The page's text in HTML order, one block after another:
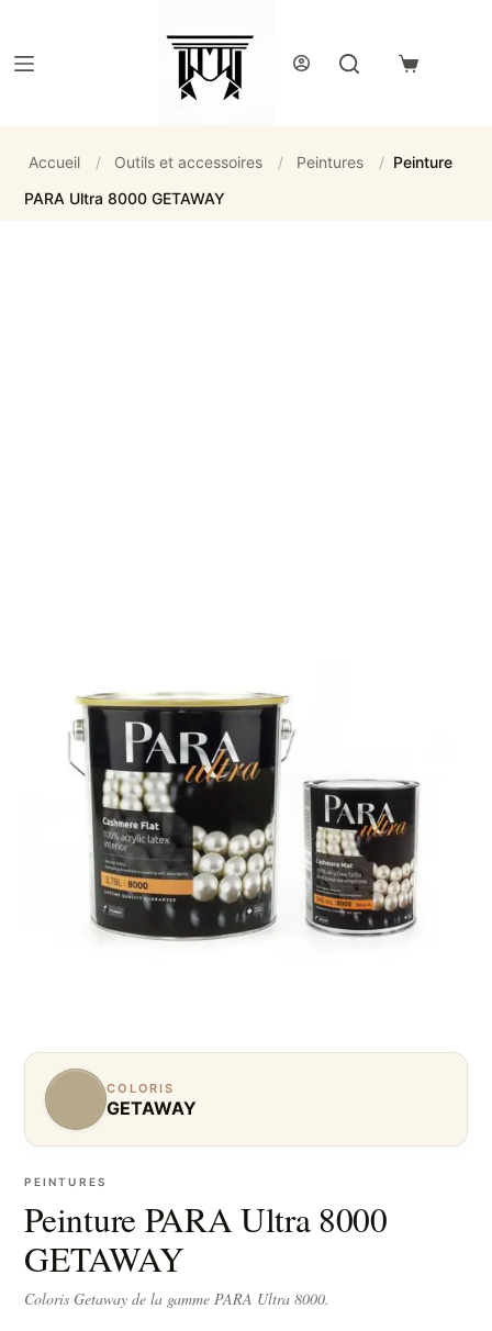
Panier
Accueil / Outils et accessoires / Peintures / Peinture
PARA Ultra 8000 GETAWAY
COLORIS
GETAWAY
PEINTURES
Peinture PARA Ultra 8000
GETAWAY
Coloris Getaway de la gamme PARA Ultra 8000.